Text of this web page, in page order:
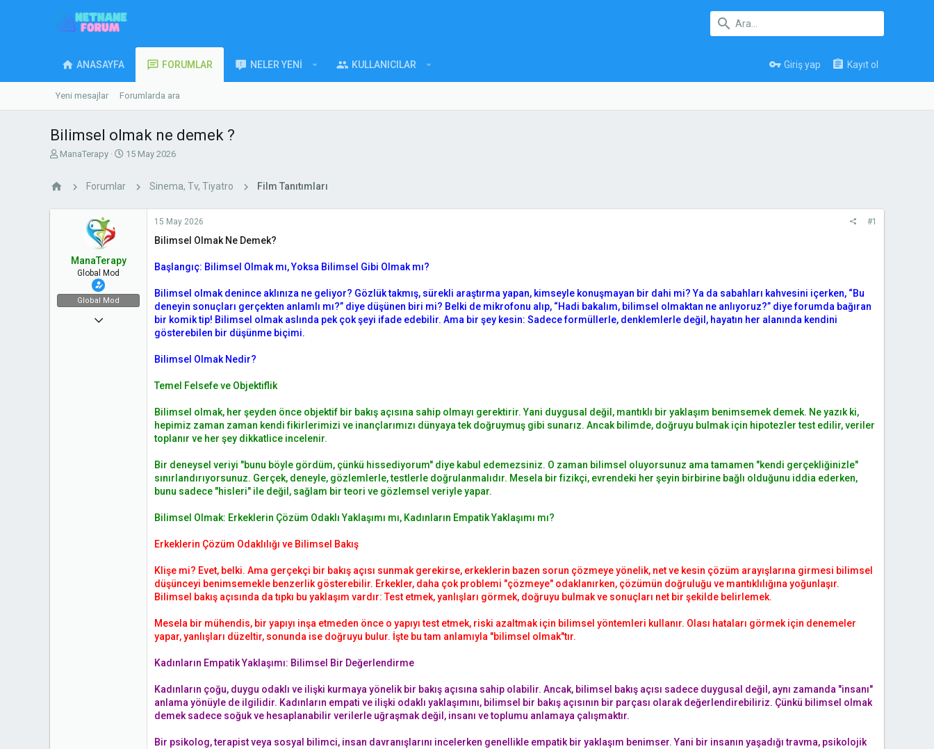
ANASAYFA FORUMLAR NELER YENI KULLANICILAR Giriş yap Kayıt ol
Yeni mesajlar Forumlarda ara
Bilimsel olmak ne demek ?
K
u
ManaTerapy
B
t
15 May 2026
Forumlar Sinema, Tv, Tiyatro Film Tanıtımları
ManaTerapy
Global Mod
Global Mod
16 Haz 2021
15 May 2026 #1
Bilimsel Olmak Ne Demek?
Başlangıç: Bilimsel Olmak mı, Yoksa Bilimsel Gibi Olmak mı?
Bilimsel olmak denince aklınıza ne geliyor? Gözlük takmış, sürekli araştırma yapan, kimseyle konuşmayan bir dahi mi? Ya da sabahları kahvesini içerken, “Bu
deneyin sonuçları gerçekten anlamlı mı?” diye düşünen biri mi? Belki de mikrofonu alıp, “Hadi bakalım, bilimsel olmaktan ne anlıyoruz?” diye forumda bağıran
bir komik tip! Bilimsel olmak aslında pek çok şeyi ifade edebilir. Ama bir şey kesin: Sadece formüllerle, denklemlerle değil, hayatın her alanında kendini
gösterebilen bir düşünme biçimi.
Bilimsel Olmak Nedir?
Temel Felsefe ve Objektiflik
Bilimsel olmak, her şeyden önce objektif bir bakış açısına sahip olmayı gerektirir. Yani duygusal değil, mantıklı bir yaklaşım benimsemek demek. Ne yazık ki,
hepimiz zaman zaman kendi fikirlerimizi ve inançlarımızı dünyaya tek doğruymuş gibi sunarız. Ancak bilimde, doğruyu bulmak için hipotezler test edilir, veriler
toplanır ve her şey dikkatlice incelenir.
Bir deneysel veriyi "bunu böyle gördüm, çünkü hissediyorum" diye kabul edemezsiniz. O zaman bilimsel oluyorsunuz ama tamamen "kendi gerçekliğinizle"
sınırlandırıyorsunuz. Gerçek, deneyle, gözlemlerle, testlerle doğrulanmalıdır. Mesela bir fizikçi, evrendeki her şeyin birbirine bağlı olduğunu iddia ederken,
bunu sadece "hisleri" ile değil, sağlam bir teori ve gözlemsel veriyle yapar.
Bilimsel Olmak: Erkeklerin Çözüm Odaklı Yaklaşımı mı, Kadınların Empatik Yaklaşımı mı?
Erkeklerin Çözüm Odaklılığı ve Bilimsel Bakış
Klişe mi? Evet, belki. Ama gerçekçi bir bakış açısı sunmak gerekirse, erkeklerin bazen sorun çözmeye yönelik, net ve kesin çözüm arayışlarına girmesi bilimsel
düşünceyi benimsemekle benzerlik gösterebilir. Erkekler, daha çok problemi "çözmeye" odaklanırken, çözümün doğruluğu ve mantıklılığına yoğunlaşır.
Bilimsel bakış açısında da tıpkı bu yaklaşım vardır: Test etmek, yanlışları görmek, doğruyu bulmak ve sonuçları net bir şekilde belirlemek.
Mesela bir mühendis, bir yapıyı inşa etmeden önce o yapıyı test etmek, riski azaltmak için bilimsel yöntemleri kullanır. Olası hataları görmek için denemeler
yapar, yanlışları düzeltir, sonunda ise doğruyu bulur. İşte bu tam anlamıyla "bilimsel olmak"tır.
Kadınların Empatik Yaklaşımı: Bilimsel Bir Değerlendirme
Kadınların çoğu, duygu odaklı ve ilişki kurmaya yönelik bir bakış açısına sahip olabilir. Ancak, bilimsel bakış açısı sadece duygusal değil, aynı zamanda "insanı"
anlama yönüyle de ilgilidir. Kadınların empati ve ilişki odaklı yaklaşımını, bilimsel bir bakış açısının bir parçası olarak değerlendirebiliriz. Çünkü bilimsel olmak
demek sadece soğuk ve hesaplanabilir verilerle uğraşmak değil, insanı ve toplumu anlamaya çalışmaktır.
Bir psikolog, terapist veya sosyal bilimci, insan davranışlarını incelerken genellikle empatik bir yaklaşım benimser. Yani bir insanın yaşadığı travma, psikolojik